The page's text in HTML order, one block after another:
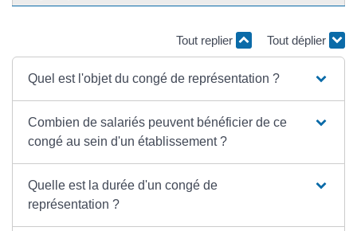
Tout replier Tout déplier
Quel est l'objet du congé de représentation ?
Combien de salariés peuvent bénéficier de ce
congé au sein d'un établissement ?
Quelle est la durée d'un congé de
représentation ?